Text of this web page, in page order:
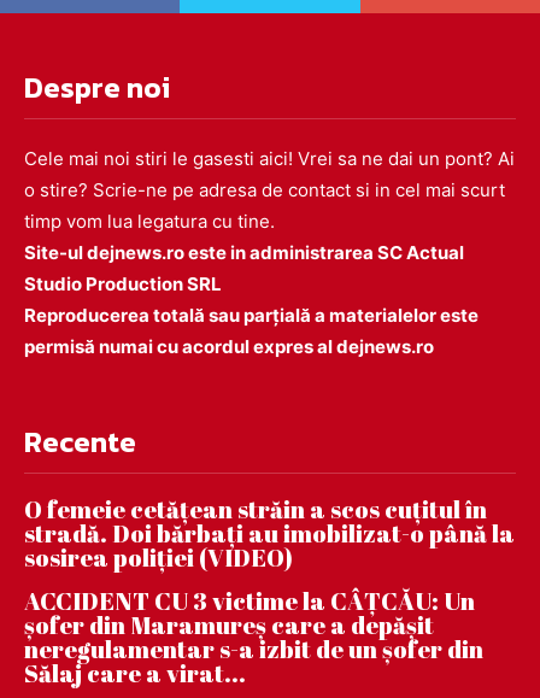
Despre noi
Cele mai noi stiri le gasesti aici! Vrei sa ne dai un pont? Ai
o stire? Scrie-ne pe adresa de contact si in cel mai scurt
timp vom lua legatura cu tine.
Site-ul dejnews.ro este in administrarea SC Actual
Studio Production SRL
Reproducerea totală sau parțială a materialelor este
permisă numai cu acordul expres al dejnews.ro
Recente
O femeie cetățean străin a scos cuțitul în
stradă. Doi bărbați au imobilizat-o până la
sosirea poliției (VIDEO)
ACCIDENT CU 3 victime la CÂȚCĂU: Un
șofer din Maramureș care a depășit
neregulamentar s-a izbit de un șofer din
Sălaj care a virat...